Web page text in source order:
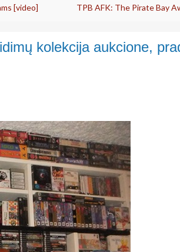
[video] TPB AFK: The Pirate Bay
kolekcija aukcione,